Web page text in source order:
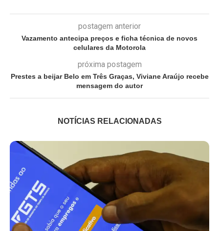
postagem anterior
Vazamento antecipa preços e ficha técnica de novos
celulares da Motorola
próxima postagem
Prestes a beijar Belo em Três Graças, Viviane Araújo recebe
mensagem do autor
NOTÍCIAS RELACIONADAS